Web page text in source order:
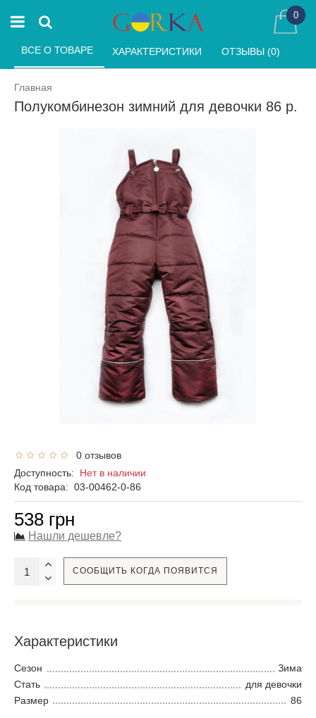
0
Главная
Полукомбинезон зимний для девочки 86 р.
ВСЕ О ТОВАРЕ ХАРАКТЕРИСТИКИ ОТЗЫВЫ (0)
0 отзывов
Доступность: Нет в наличии
Код товара: 03-00462-0-86
538 грн
Нашли дешевле?
СООБЩИТЬ КОГДА ПОЯВИТСЯ
Характеристики
Сезон
Зима
Стать
для девочки
Размер
86